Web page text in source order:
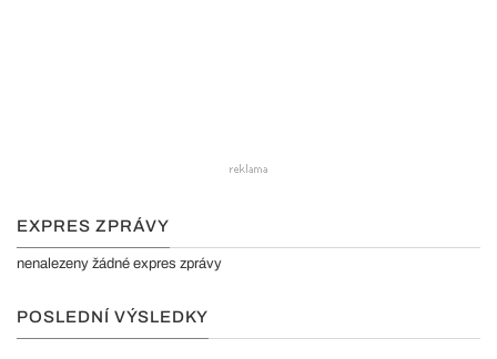
EXPRES ZPRÁVY
nenalezeny žádné expres zprávy
POSLEDNÍ VÝSLEDKY